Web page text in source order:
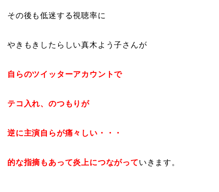
その後も低迷する視聴率に
やきもきしたらしい真木よう子さんが
自らのツイッターアカウントで
テコ入れ、のつもりが
逆に主演自らが痛々しい・・・
的な指摘もあって炎上につながっていきます。